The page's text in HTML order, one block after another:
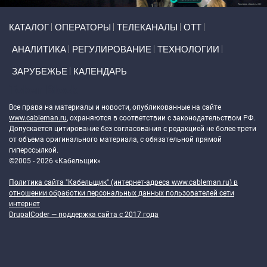
КАТАЛОГ ОПЕРАТОРЫ ТЕЛЕКАНАЛЫ ОТТ
АНАЛИТИКА РЕГУЛИРОВАНИЕ ТЕХНОЛОГИИ
ЗАРУБЕЖЬЕ КАЛЕНДАРЬ
Все права на материалы и новости, опубликованные на сайте
www.cableman.ru, охраняются в соответствии с законодательством РФ.
Допускается цитирование без согласования с редакцией не более трети
от объема оригинального материала, с обязательной прямой
гиперссылкой.
©2005 - 2026 «Кабельщик»
Политика сайта "Кабельщик" (интернет-адреса www.cableman.ru) в
отношении обработки персональных данных пользователей сети
интернет
DrupalCoder — поддержка сайта c 2017 года